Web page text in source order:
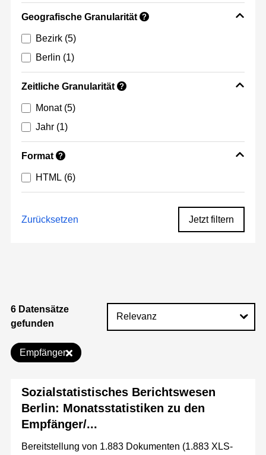
Geografische Granularität ?
Bezirk (5)
Berlin (1)
Zeitliche Granularität ?
Monat (5)
Jahr (1)
Format ?
HTML (6)
Zurücksetzen Jetzt filtern
6 Datensätze
gefunden
Empfänger
Sozialstatistisches Berichtswesen
Berlin: Monatsstatistiken zu den
Empfänger/...
Bereitstellung von 1.883 Dokumenten (1.883 XLS-